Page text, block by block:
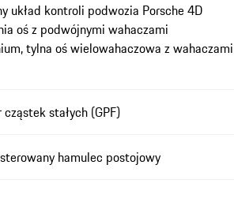
układ kontroli podwozia Porsche 4D
oś z podwójnymi wahaczami
tylna oś wielowahaczowa z wahaczami
stałych (GPF)
hamulec postojowy